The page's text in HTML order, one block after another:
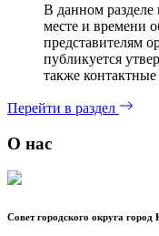
В данном разделе
месте и времени
представителям
публикуется
также
Перейти в раздел
О нас
Совет городского округа